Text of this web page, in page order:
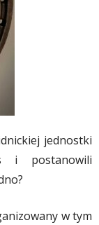
jednostki
i postanowili
w tym